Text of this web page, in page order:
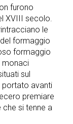
furono
XVIII secolo.
le
formaggio
formaggio
monaci
sul
avanti
premiare
si tenne a